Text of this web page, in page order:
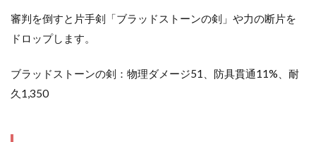
審判を倒すと片手剣「ブラッドストーンの剣」や力の断片を
ドロップします。
ブラッドストーンの剣：物理ダメージ51、防具貫通11%、耐
久1,350